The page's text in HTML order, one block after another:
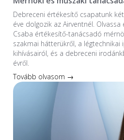
Debreceni értékesítő csapatunk
éve dolgozik az Airventnél.
Csaba értékesítő-tanácsadó
szakmai hátterükről, a légtechnikai
kihívásairól, és a debreceni
évről.
Tovább olvasom →